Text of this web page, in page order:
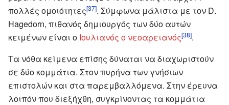
πολλές ομοιότητες[37]. Σύμφωνα μάλιστα με τον D.
Hagedorn, πιθανός δημιουργός των δύο αυτών
κειμένων είναι ο Ιουλιανός ο νεοαρειανός[38].
Τα νόθα κείμενα επίσης δύναται να διαχωριστούν
σε δύο κομμάτια. Στον πυρήνα των γνήσιων
επιστολών και στα παρεμβαλλόμενα. Στην έρευνα
λοιπόν που διεξήχθη, συγκρίνοντας τα κομμάτια